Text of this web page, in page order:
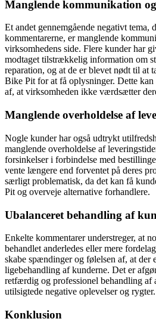
Manglende kommunikation
Et andet gennemgående negativt tema,
kommentarerne, er manglende
virksomhedens side. Flere kunder har
modtaget tilstrækkelig information om
reparation, og at de er blevet nødt til at
Bike Pit for at få oplysninger. Dette
af, at virksomheden ikke værdsætter
Manglende overholdelse af
Nogle kunder har også udtrykt
manglende overholdelse af
forsinkelser i forbindelse med
vente længere end forventet på deres
særligt problematisk, da det kan få
Pit og overveje alternative forhandlere.
Ubalanceret behandling af
Enkelte kommentarer understreger, at
behandlet anderledes eller mere
skabe spændinger og følelsen af, at der
ligebehandling af kunderne. Det er
retfærdig og professionel behandling af
utilsigtede negative oplevelser og rygter.
Konklusion